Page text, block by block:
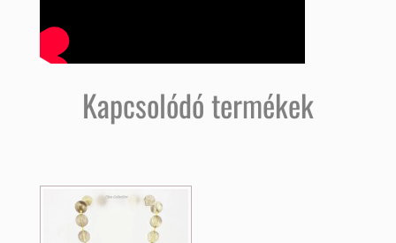
Kapcsolódó termékek